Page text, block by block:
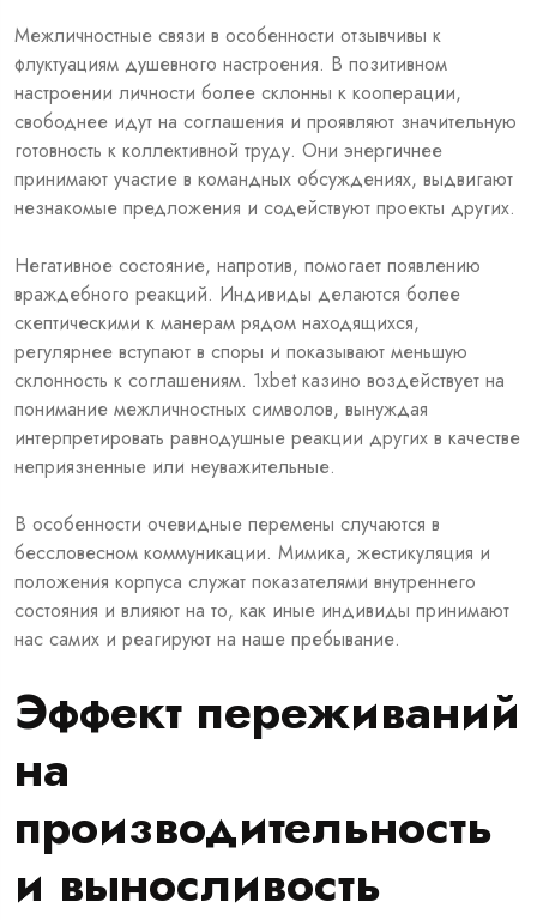
Межличностные связи в особенности отзывчивы к
флуктуациям душевного настроения. В позитивном
настроении личности более склонны к кооперации,
свободнее идут на соглашения и проявляют значительную
готовность к коллективной труду. Они энергичнее
принимают участие в командных обсуждениях, выдвигают
незнакомые предложения и содействуют проекты других.
Негативное состояние, напротив, помогает появлению
враждебного реакций. Индивиды делаются более
скептическими к манерам рядом находящихся,
регулярнее вступают в споры и показывают меньшую
склонность к соглашениям. 1xbet казино воздействует на
понимание межличностных символов, вынуждая
интерпретировать равнодушные реакции других в качестве
неприязненные или неуважительные.
В особенности очевидные перемены случаются в
бессловесном коммуникации. Мимика, жестикуляция и
положения корпуса служат показателями внутреннего
состояния и влияют на то, как иные индивиды принимают
нас самих и реагируют на наше пребывание.
Эффект переживаний
на
производительность
и выносливость